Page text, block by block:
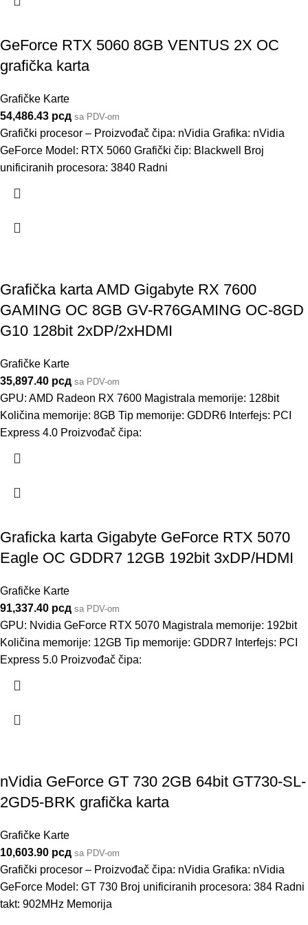
GeForce RTX 5060 8GB VENTUS 2X OC
grafička karta
Grafičke Karte
54,486.43 рсд sa PDV-om
Grafički procesor – Proizvođač čipa: nVidia Grafika: nVidia
GeForce Model: RTX 5060 Grafički čip: Blackwell Broj
unificiranih procesora: 3840 Radni
Grafička karta AMD Gigabyte RX 7600
GAMING OC 8GB GV-R76GAMING OC-8GD
G10 128bit 2xDP/2xHDMI
Grafičke Karte
35,897.40 рсд sa PDV-om
GPU: AMD Radeon RX 7600 Magistrala memorije: 128bit
Količina memorije: 8GB Tip memorije: GDDR6 Interfejs: PCI
Express 4.0 Proizvođač čipa:
Graficka karta Gigabyte GeForce RTX 5070
Eagle OC GDDR7 12GB 192bit 3xDP/HDMI
Grafičke Karte
91,337.40 рсд sa PDV-om
GPU: Nvidia GeForce RTX 5070 Magistrala memorije: 192bit
Količina memorije: 12GB Tip memorije: GDDR7 Interfejs: PCI
Express 5.0 Proizvođač čipa:
nVidia GeForce GT 730 2GB 64bit GT730-SL-
2GD5-BRK grafička karta
Grafičke Karte
10,603.90 рсд sa PDV-om
Grafički procesor – Proizvođač čipa: nVidia Grafika: nVidia
GeForce Model: GT 730 Broj unificiranih procesora: 384 Radni
takt: 902MHz Memorija